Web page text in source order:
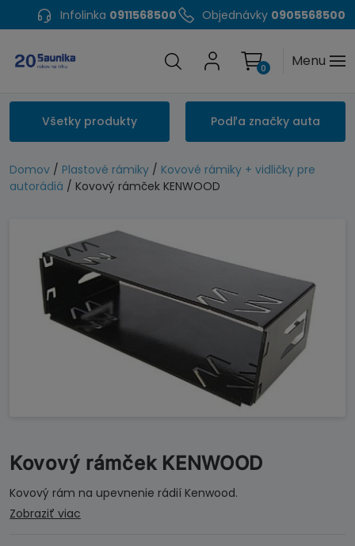
Infolinka 0911568500 Objednávky 0905568500
Menu
0
Všetky produkty Podľa značky auta
Domov / Plastové rámiky / Kovové rámiky + vidličky pre
autorádiá / Kovový rámček KENWOOD
Kovový rámček KENWOOD
Kovový rám na upevnenie rádií Kenwood.
Zobraziť viac